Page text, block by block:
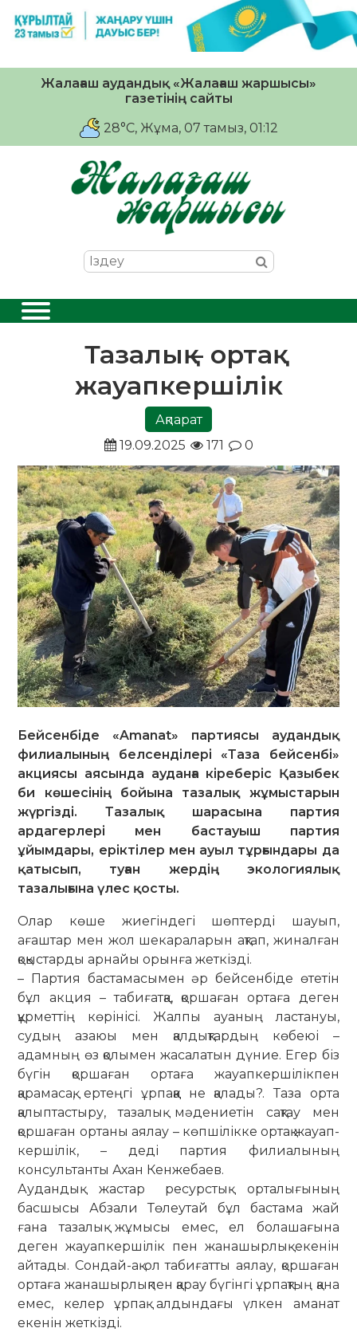
Жалағаш аудандық «Жалағаш жаршысы»
газетінің сайты
28°C, Жұма, 07 тамыз, 01:12
Тазалық – ортақ
жауапкершілік
Ақпарат
19.09.2025
171 0
Бейсенбіде «Amanat» партиясы аудандық
филиалының белсенділері «Таза бейсенбі»
акциясы аясында ауданға кіреберіс Қазыбек
би көшесінің бойына тазалық жұмыстарын
жүргізді. Тазалық шарасына партия
ардагерлері мен бастауыш партия
ұйымдары, еріктілер мен ауыл тұрғындары да
қатысып, туған жердің экологиялық
тазалығына үлес қосты.
Олар көше жиегіндегі шөптерді шауып,
ағаштар мен жол шекараларын ақтап, жиналған
қоқыстарды арнайы орынға жеткізді.
– Партия бастамасымен әр бейсенбіде өтетін
бұл акция – табиғатқа, қоршаған ортаға деген
құрметтің көрінісі. Жалпы ауаның ластануы,
судың азаюы мен қалдықтардың көбеюі –
адамның өз қолымен жасалатын дүние. Егер біз
бүгін қоршаған ортаға жауапкершілікпен
қарамасақ, ертеңгі ұрпаққа не қалады?. Таза орта
қалыптастыру, тазалық мәдениетін сақтау мен
қоршаған ортаны аялау – көпшілікке ортақ жауап­
кер­шілік, – деді партия филиалының
консультанты Ахан Кенжебаев.
Аудандық жастар ресурстық орталығының
басшысы Абзали Төлеутай бұл бастама жай
ғана тазалық жұмысы емес, ел болашағына
деген жауапкершілік пен жанашырлық екенін
айтады. Сондай-ақ ол табиғатты аялау, қоршаған
ортаға жанашырлықпен қарау бүгінгі ұрпақтың қана
емес, келер ұрпақ алдындағы үлкен аманат
екенін жеткізді.